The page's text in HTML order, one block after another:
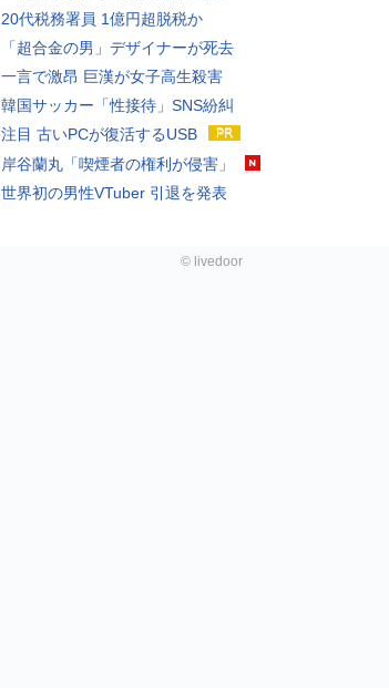
20代税務署員 1億円超脱税か
「超合金の男」デザイナーが死去
一言で激昂 巨漢が女子高生殺害
韓国サッカー「性接待」SNS紛糾
注目 古いPCが復活するUSB
岸谷蘭丸「喫煙者の権利が侵害」
世界初の男性VTuber 引退を発表
© livedoor